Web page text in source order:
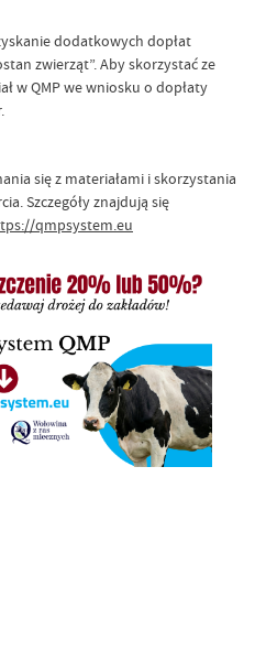
dodatkowych dopłat
zwierząt”. Aby skorzystać ze
w QMP we wniosku o dopłaty
się z materiałami i skorzystania
Szczegóły znajdują się
qmpsystem.eu